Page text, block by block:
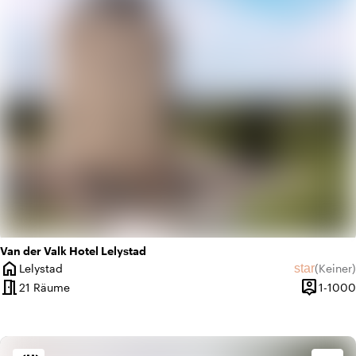
Van der Valk Hotel Lelystad
home
Ort
Lelystad star(Keiner)
Keine
meeting_room21 Räume person_pin
Kapazität
1-1000